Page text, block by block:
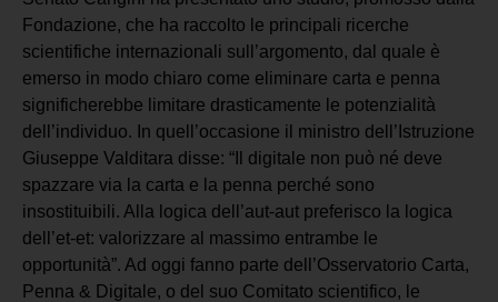
Fondazione, che ha raccolto le principali ricerche
scientifiche internazionali sull’argomento, dal quale è
emerso in modo chiaro come eliminare carta e penna
significherebbe limitare drasticamente le potenzialità
dell’individuo. In quell’occasione il ministro dell’Istruzione
Giuseppe Valditara disse: “Il digitale non può né deve
spazzare via la carta e la penna perché sono
insostituibili. Alla logica dell’aut-aut preferisco la logica
dell’et-et: valorizzare al massimo entrambe le
opportunità”. Ad oggi fanno parte dell’Osservatorio Carta,
Penna & Digitale, o del suo Comitato scientifico, le